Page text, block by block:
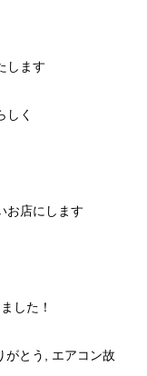
します
しく
お店にします
した！
がとう エアコン故